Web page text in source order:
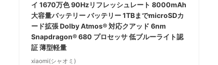
イ 1670万色 90Hzリフレッシュレート 8000mAh
大容量バッテリー バッテリー 1TBまでmicroSDカ
ード拡張 Dolby Atmos® 対応クアッド 6nm
Snapdragon® 680 プロセッサ 低ブルーライト認
証 薄型軽量
xiaomi(シャオミ)